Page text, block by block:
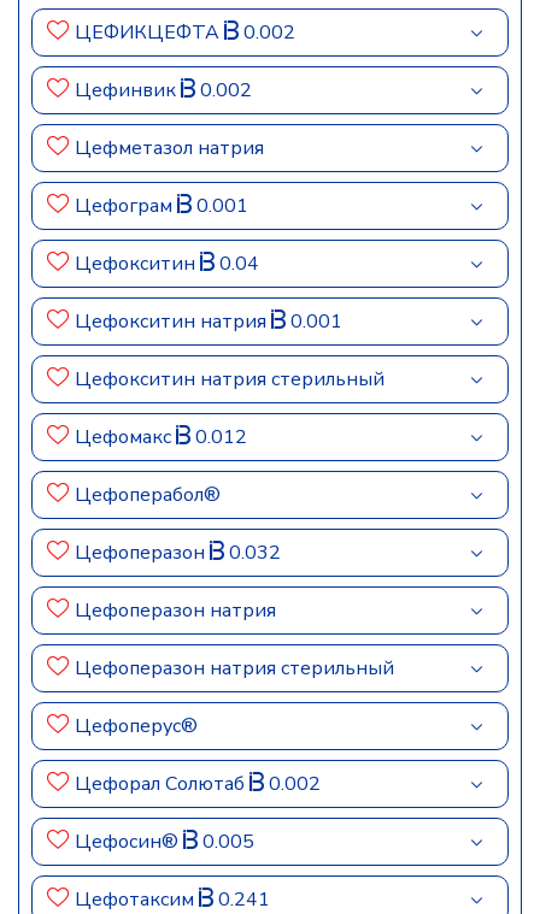
ЦЕФИКЦЕФТА 0.002
Цефинвик 0.002
Цефметазол натрия
Цефограм 0.001
Цефокситин 0.04
Цефокситин натрия 0.001
Цефокситин натрия стерильный
Цефомакс 0.012
Цефоперабол®
Цефоперазон 0.032
Цефоперазон натрия
Цефоперазон натрия стерильный
Цефоперус®
Цефорал Солютаб 0.002
Цефосин® 0.005
Цефотаксим 0.241